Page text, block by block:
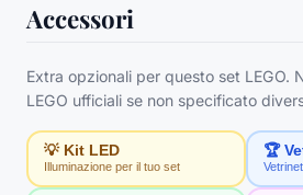
Accessori
Extra opzionali per questo set LEGO.
LEGO ufficiali se non specificato
💡 Kit LED
Illuminazione per il tuo set
🏆